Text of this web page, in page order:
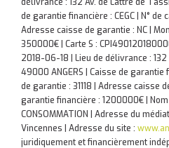
de garantie financière : CEGC | N° de
Adresse caisse de garantie : NC |
350000€ | Carte S :
2018-06-18 | Lieu de délivrance :
49000 ANGERS | Caisse de garantie
de garantie : 31118 | Adresse caisse
garantie financière : 1200000€ |
CONSOMMATION | Adresse du
Vincennes | Adresse du site :
juridiquement et financièrement